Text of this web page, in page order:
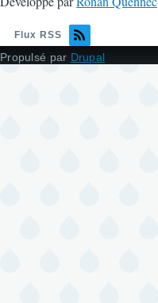
Flux RSS
Propulsé par Drupal